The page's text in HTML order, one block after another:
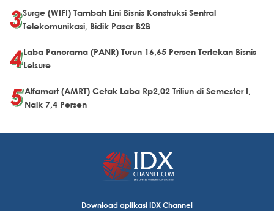
Surge (WIFI) Tambah Lini Bisnis Konstruksi Sentral
Telekomunikasi, Bidik Pasar B2B
Laba Panorama (PANR) Turun 16,65 Persen Tertekan Bisnis
Leisure
Alfamart (AMRT) Cetak Laba Rp2,02 Triliun di Semester I,
Naik 7,4 Persen
Download aplikasi IDX Channel